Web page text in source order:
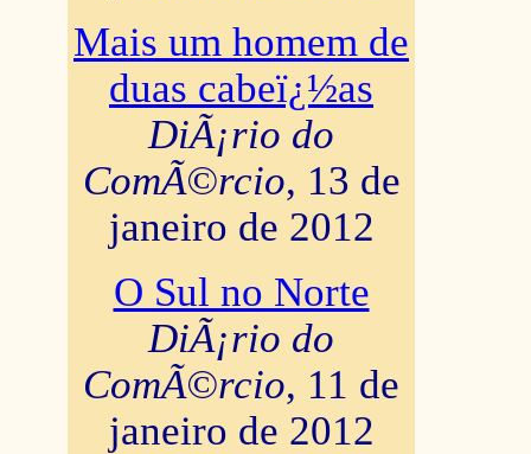
Mais um homem de
duas cabeï¿½as
DiÃ¡rio do
ComÃ©rcio, 13 de
janeiro de 2012
O Sul no Norte
DiÃ¡rio do
ComÃ©rcio, 11 de
janeiro de 2012